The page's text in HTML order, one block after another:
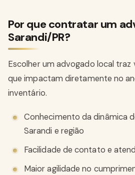
Por que contratar um
Sarandi/PR?
Escolher um advogado local traz
que impactam diretamente no
inventário.
Conhecimento da dinâmica
Sarandi e região
Facilidade de contato e
Maior agilidade no